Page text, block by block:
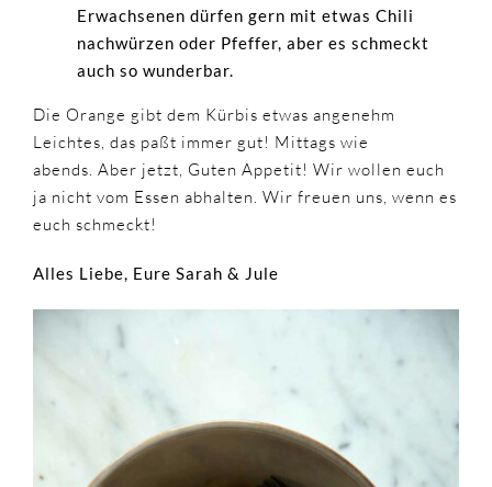
Erwachsenen dürfen gern mit etwas Chili
nachwürzen oder Pfeffer, aber es schmeckt
auch so wunderbar.
Die Orange gibt dem Kürbis etwas angenehm
Leichtes, das paßt immer gut! Mittags wie
abends. Aber jetzt, Guten Appetit! Wir wollen euch
ja nicht vom Essen abhalten. Wir freuen uns, wenn es
euch schmeckt!
Alles Liebe, Eure Sarah & Jule